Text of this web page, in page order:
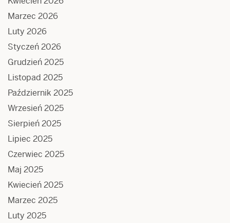
Marzec 2026
Luty 2026
Styczeń 2026
Grudzień 2025
Listopad 2025
Październik 2025
Wrzesień 2025
Sierpień 2025
Lipiec 2025
Czerwiec 2025
Maj 2025
Kwiecień 2025
Marzec 2025
Luty 2025